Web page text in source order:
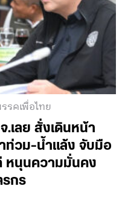
รคเพื่อไทย
.เลย สั่งเดินหน้า
ท่วม-น้ำแล้ง จับมือ
หนุนความมั่นคง
รกร